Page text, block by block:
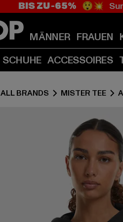
BIS ZU -65% 😲💥
MÄNNER FRAUEN
SCHUHE ACCESSOIRES
ALL BRANDS MISTER TEE